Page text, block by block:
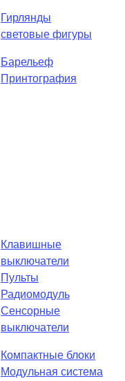
Гирлянды
световые фигуры
Барельеф
Принтография
Клавишные
выключатели
Пульты
Радиомодуль
Сенсорные
выключатели
Компактные блоки
Модульная система